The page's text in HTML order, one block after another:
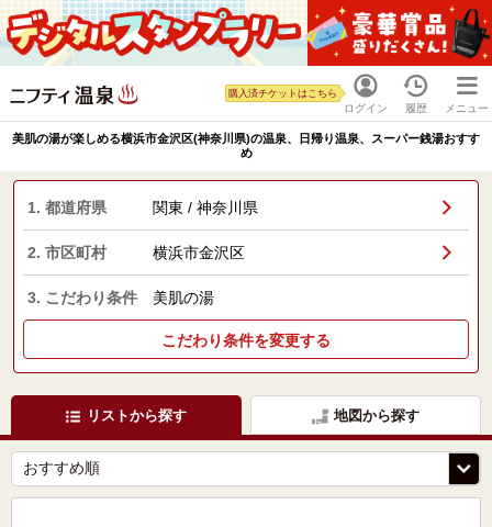
ログイン
購入済チケットはこちら
履歴 メニュー
美肌の湯が楽しめる横浜市金沢区(神奈川県)の温泉、日帰り温泉、スーパー銭湯おすす
め
1. 都道府県 関東 / 神奈川県
2. 市区町村 横浜市金沢区
3. こだわり条件 美肌の湯
こだわり条件を変更する
リストから探す 地図から探す